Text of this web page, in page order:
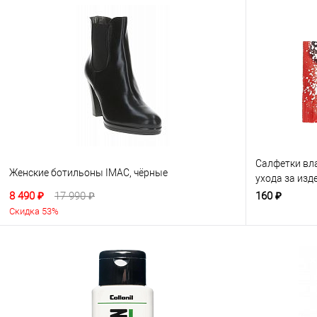
Женские ботильоны IMAC, чёрные
8 490 ₽ 17 990 ₽
Скидка 53%
Салфетки
ухода за
бесцветные
160 ₽